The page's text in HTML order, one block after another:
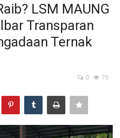
LSM MAUNG
Transparan
Ternak
0 70